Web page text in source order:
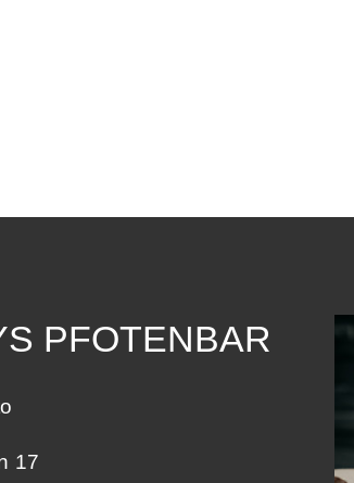
PFOTENBAR
17